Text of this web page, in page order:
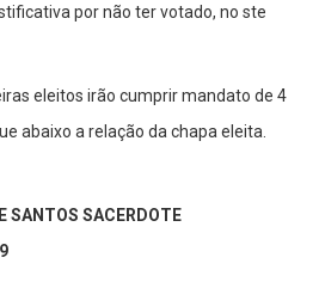
por não ter votado, no ste
eleitos irão cumprir mandato de 4
abaixo a relação da chapa eleita.
SANTOS SACERDOTE